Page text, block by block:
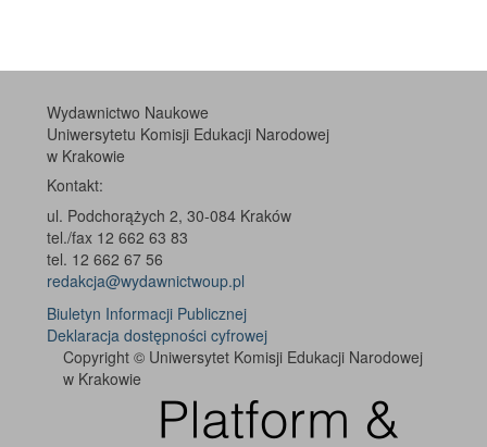
Wydawnictwo Naukowe
Uniwersytetu Komisji Edukacji Narodowej
w Krakowie
Kontakt:
ul. Podchorążych 2, 30-084 Kraków
tel./fax 12 662 63 83
tel. 12 662 67 56
redakcja@wydawnictwoup.pl
Biuletyn Informacji Publicznej
Deklaracja dostępności cyfrowej
Copyright © Uniwersytet Komisji Edukacji Narodowej
w Krakowie